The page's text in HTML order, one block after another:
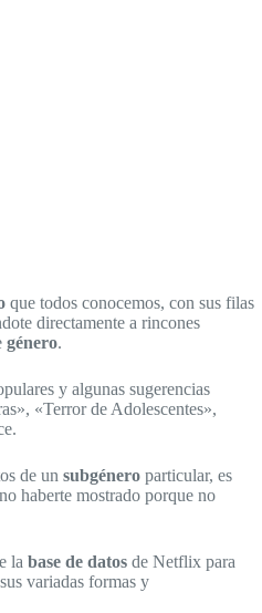
que todos conocemos, con sus filas
directamente a rincones
género.
y algunas sugerencias
«Terror de Adolescentes»,
de un subgénero particular, es
haberte mostrado porque no
la base de datos de Netflix para
variadas formas y